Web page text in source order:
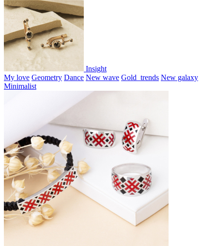
Insight
My love Geometry Dance New wave Gold_trends New galaxy
Minimalist